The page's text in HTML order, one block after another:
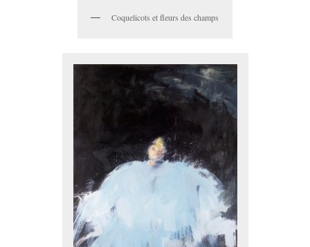
Coquelicots et fleurs des champs